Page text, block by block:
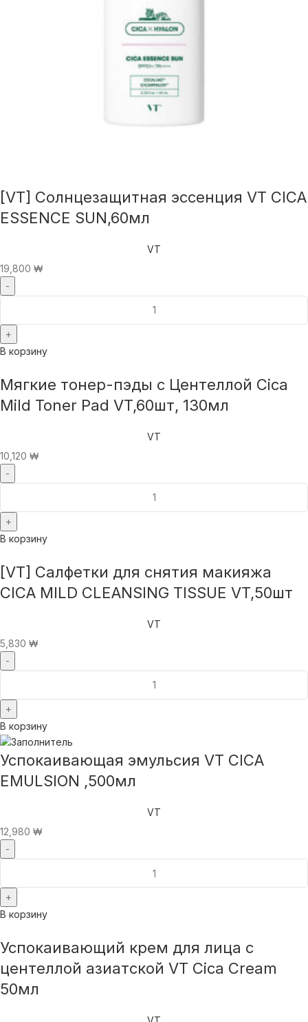
[VT] Солнцезащитная эссенция VT CICA
ESSENCE SUN,60мл
VT
19,800 ₩
В корзину
Мягкие тонер-пэды с Центеллой Cica
Mild Toner Pad VT,60шт, 130мл
VT
10,120 ₩
В корзину
[VT] Салфетки для снятия макияжа
CICA MILD CLEANSING TISSUE VT,50шт
VT
5,830 ₩
В корзину
Успокаивающая эмульсия VT CICA
EMULSION ,500мл
VT
12,980 ₩
В корзину
Успокаивающий крем для лица с
центеллой азиатской VT Cica Cream
50мл